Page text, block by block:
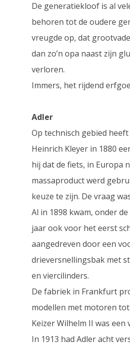
De generatiekloof is al
behoren tot de oudere
vreugde op, dat
dan zo’n opa naast zijn
verloren.
Immers, het rijdend
Adler
Op technisch gebied
Heinrich Kleyer in 1880
hij dat de fiets, in Europa
massaproduct werd
keuze te zijn. De vraag
Al in 1898 kwam, onder
jaar ook voor het eerst
aangedreven door een
drieversnellingsbak met
en viercilinders.
De fabriek in Frankfurt
modellen met motoren
Keizer Wilhelm II was
In 1913 had Adler acht